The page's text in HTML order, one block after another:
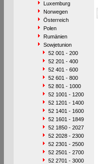
Luxemburg
Norwegen
Österreich
Polen
Rumänien
Sowjetunion
52 001 - 200
52 201 - 400
52 401 - 600
52 601 - 800
52 801 - 1000
52 1001 - 1200
52 1201 - 1400
52 1401 - 1600
52 1601 - 1849
52 1850 - 2027
52 2028 - 2300
52 2301 - 2500
52 2501 - 2700
52 2701 - 3000